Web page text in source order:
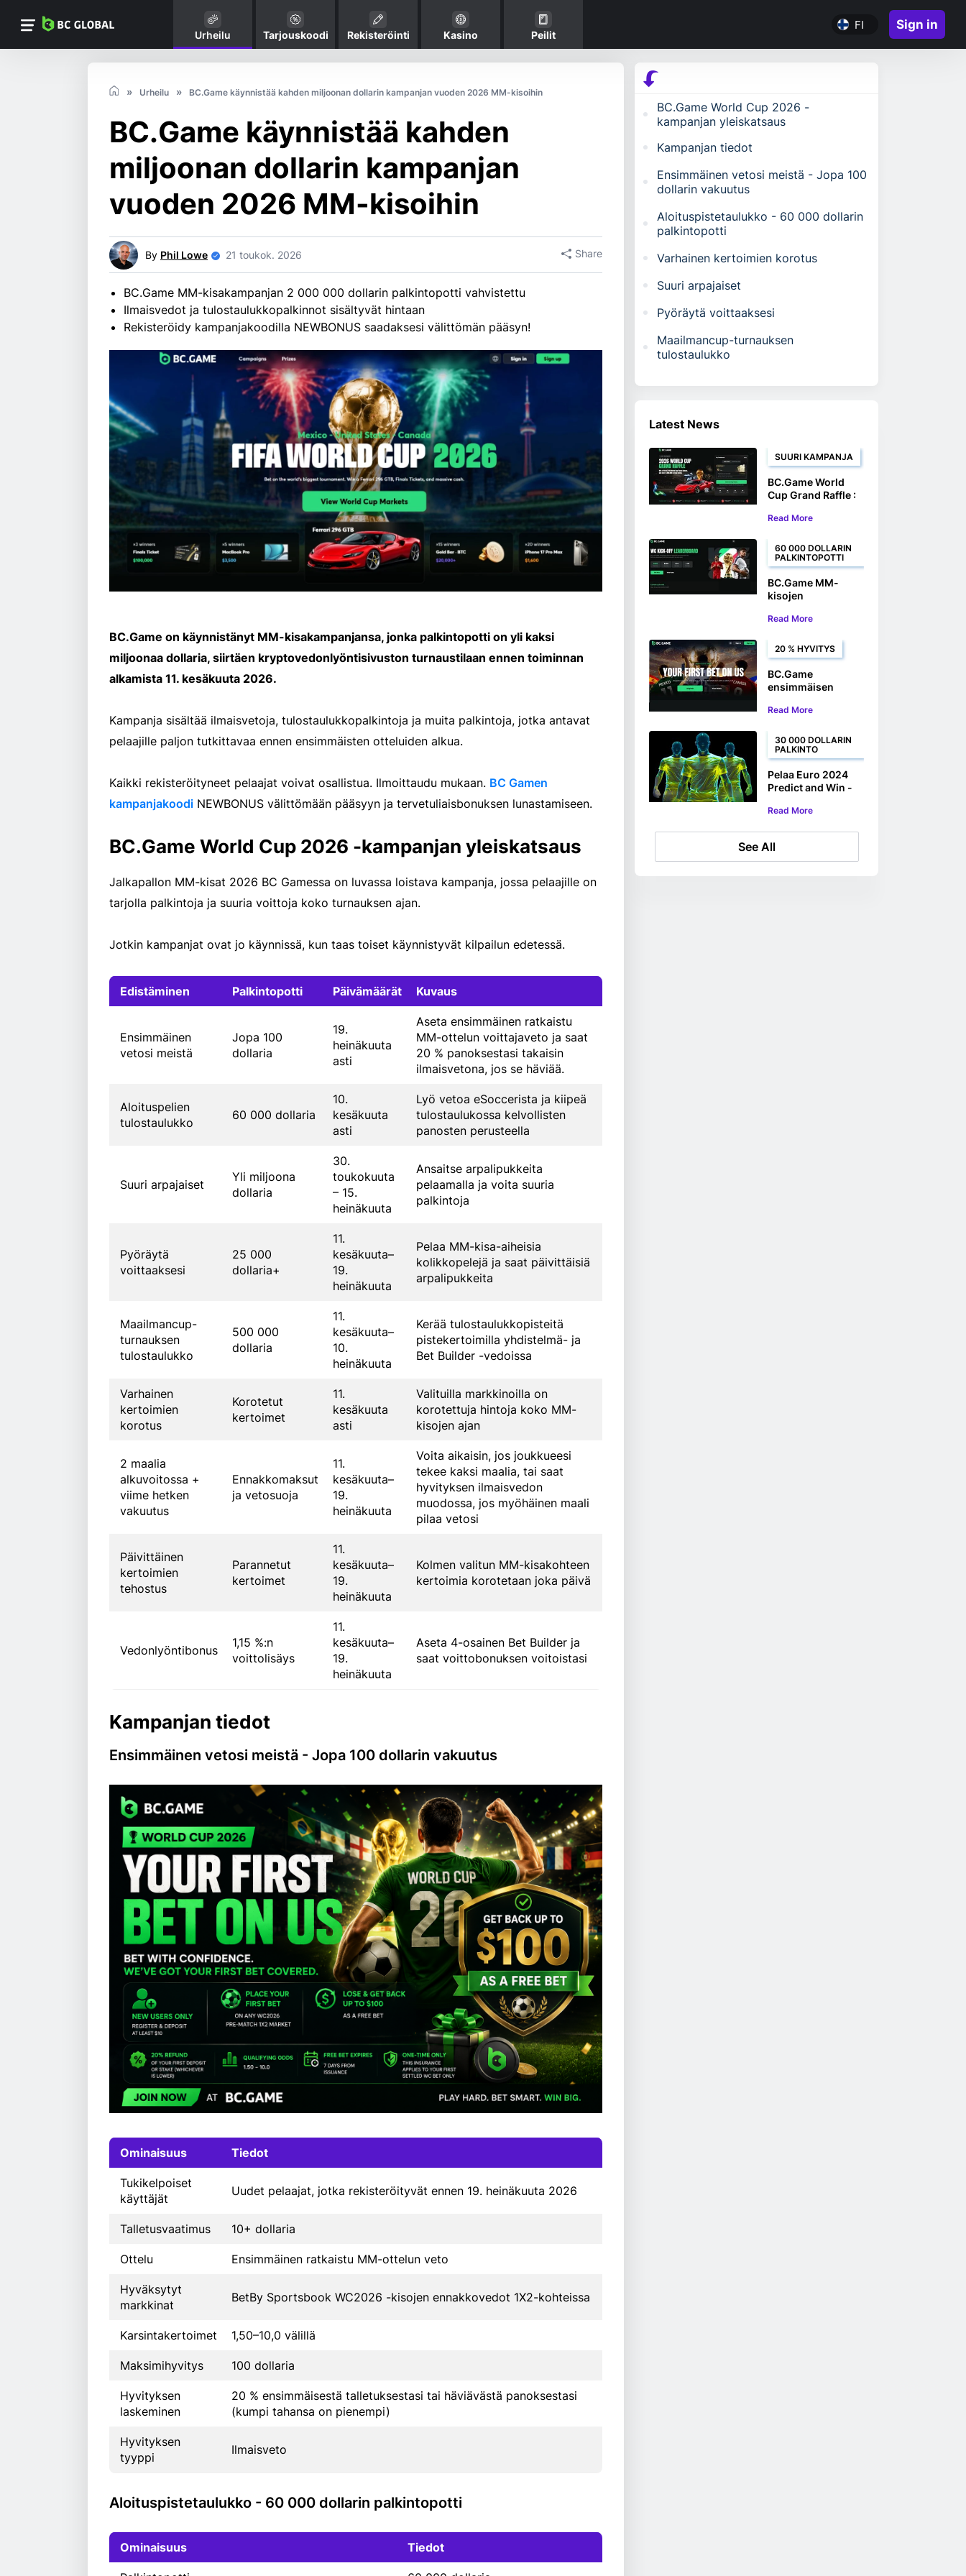
Urheilu Tarjouskoodi Rekisteröinti Kasino Peilit
FI Sign in
Urheilu BC.Game käynnistää kahden miljoonan dollarin kampanjan vuoden 2026 MM-kisoihin
BC.Game käynnistää kahden
miljoonan dollarin kampanjan
vuoden 2026 MM-kisoihin
By Phil Lowe 21 toukok. 2026 Share
BC.Game MM-kisakampanjan 2 000 000 dollarin palkintopotti vahvistettu
Ilmaisvedot ja tulostaulukkopalkinnot sisältyvät hintaan
Rekisteröidy kampanjakoodilla NEWBONUS saadaksesi välittömän pääsyn!
BC.Game on käynnistänyt MM-kisakampanjansa, jonka palkintopotti on yli kaksi
miljoonaa dollaria, siirtäen kryptovedonlyöntisivuston turnaustilaan ennen toiminnan
alkamista 11. kesäkuuta 2026.
Kampanja sisältää ilmaisvetoja, tulostaulukkopalkintoja ja muita palkintoja, jotka antavat
pelaajille paljon tutkittavaa ennen ensimmäisten otteluiden alkua.
Kaikki rekisteröityneet pelaajat voivat osallistua. Ilmoittaudu mukaan. BC Gamen
kampanjakoodi NEWBONUS välittömään pääsyyn ja tervetuliaisbonuksen lunastamiseen.
BC.Game World Cup 2026 -kampanjan yleiskatsaus
Jalkapallon MM-kisat 2026 BC Gamessa on luvassa loistava kampanja, jossa pelaajille on
tarjolla palkintoja ja suuria voittoja koko turnauksen ajan.
Jotkin kampanjat ovat jo käynnissä, kun taas toiset käynnistyvät kilpailun edetessä.
Edistäminen Palkintopotti Päivämäärät Kuvaus
Ensimmäinen
vetosi meistä
Jopa 100
dollaria
19.
heinäkuuta
asti
Aseta ensimmäinen ratkaistu
MM-ottelun voittajaveto ja saat
20 % panoksestasi takaisin
ilmaisvetona, jos se häviää.
Aloituspelien
tulostaulukko
60 000 dollaria
10.
kesäkuuta
asti
Lyö vetoa eSoccerista ja kiipeä
tulostaulukossa kelvollisten
panosten perusteella
Suuri arpajaiset
Yli miljoona
dollaria
30.
toukokuuta
– 15.
heinäkuuta
Ansaitse arpalipukkeita
pelaamalla ja voita suuria
palkintoja
Pyöräytä
voittaaksesi
25 000
dollaria+
11.
kesäkuuta–
19.
heinäkuuta
Pelaa MM-kisa-aiheisia
kolikkopelejä ja saat päivittäisiä
arpalipukkeita
Maailmancup-
turnauksen
tulostaulukko
500 000
dollaria
11.
kesäkuuta–
10.
heinäkuuta
Kerää tulostaulukkopisteitä
pistekertoimilla yhdistelmä- ja
Bet Builder -vedoissa
Varhainen
kertoimien
korotus
Korotetut
kertoimet
11.
kesäkuuta
asti
Valituilla markkinoilla on
korotettuja hintoja koko MM-
kisojen ajan
2 maalia
alkuvoitossa +
viime hetken
vakuutus
Ennakkomaksut
ja vetosuoja
11.
kesäkuuta–
19.
heinäkuuta
Voita aikaisin, jos joukkueesi
tekee kaksi maalia, tai saat
hyvityksen ilmaisvedon
muodossa, jos myöhäinen maali
pilaa vetosi
Päivittäinen
kertoimien
tehostus
Parannetut
kertoimet
11.
kesäkuuta–
19.
heinäkuuta
Kolmen valitun MM-kisakohteen
kertoimia korotetaan joka päivä
Vedonlyöntibonus
1,15 %:n
voittolisäys
11.
kesäkuuta–
19.
heinäkuuta
Aseta 4-osainen Bet Builder ja
saat voittobonuksen voitoistasi
Kampanjan tiedot
Ensimmäinen vetosi meistä - Jopa 100 dollarin vakuutus
Ominaisuus Tiedot
Tukikelpoiset
käyttäjät
Uudet pelaajat, jotka rekisteröityvät ennen 19. heinäkuuta 2026
Talletusvaatimus 10+ dollaria
Ottelu Ensimmäinen ratkaistu MM-ottelun veto
Hyväksytyt
markkinat
BetBy Sportsbook WC2026 -kisojen ennakkovedot 1X2-kohteissa
Karsintakertoimet 1,50–10,0 välillä
Maksimihyvitys 100 dollaria
Hyvityksen
laskeminen
20 % ensimmäisestä talletuksestasi tai häviävästä panoksestasi
(kumpi tahansa on pienempi)
Hyvityksen
tyyppi
Ilmaisveto
Aloituspistetaulukko - 60 000 dollarin palkintopotti
Ominaisuus Tiedot
BC.Game World Cup 2026 -
kampanjan yleiskatsaus
Kampanjan tiedot
Ensimmäinen vetosi meistä - Jopa 100
dollarin vakuutus
Aloituspistetaulukko - 60 000 dollarin
palkintopotti
Varhainen kertoimien korotus
Suuri arpajaiset
Pyöräytä voittaaksesi
Maailmancup-turnauksen
tulostaulukko
Latest News
SUURI KAMPANJA
BC.Game World
Cup Grand Raffle :
000 000 dollaria
Read More
60 000 DOLLARIN
PALKINTOPOTTI
BC.Game MM-
kisojen
tulostaulukko:
dollarin potista
eSoccer -vedoissa
Read More
20 % HYVITYS
BC.Game
ensimmäisen
Saat jopa 100
ensimmäisestä
MM-kisavedostasi
Read More
30 000 DOLLARIN
PALKINTO
Pelaa Euro 2024
Predict and Win -
Read More
See All